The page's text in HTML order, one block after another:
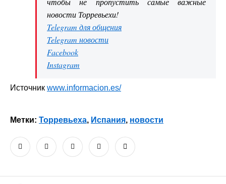
новости Торревьехи!
Telegram для общения
Telegram новости
Facebook
Instagram
Источник www.informacion.es/
Метки: Торревьеха, Испания, новости